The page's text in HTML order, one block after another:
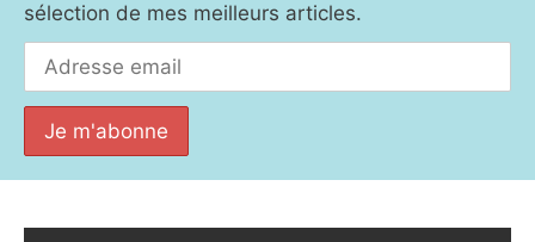
sélection de mes meilleurs articles.